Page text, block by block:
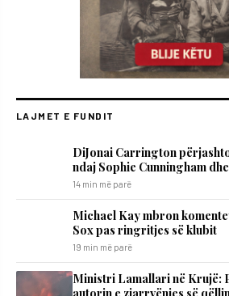
LAJMET E FUNDIT
DiJonai Carrington
ndaj Sophie Cunningham
14 min më parë
Michael Kay mbron
Sox pas ringritjes së klubit
19 min më parë
Ministri Lamallari në Krujë:
autorin e zjarrvënies së